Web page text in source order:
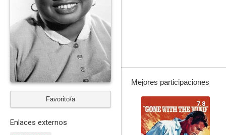
Favorito/a
Enlaces externos
Mejores participaciones
7.8